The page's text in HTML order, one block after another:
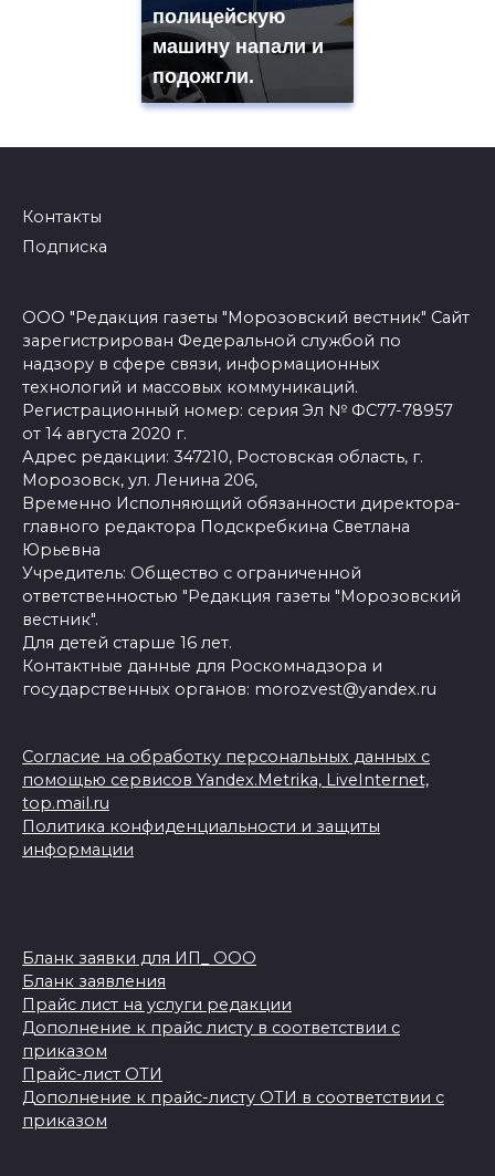
полицейскую
машину напали и
подожгли.
Контакты
Подписка
ООО "Редакция газеты "Морозовский вестник" Сайт
зарегистрирован Федеральной службой по
надзору в сфере связи, информационных
технологий и массовых коммуникаций.
Регистрационный номер: серия Эл № ФС77-78957
от 14 августа 2020 г.
Адрес редакции: 347210, Ростовская область, г.
Морозовск, ул. Ленина 206,
Временно Исполняющий обязанности директора-
главного редактора Подскребкина Светлана
Юрьевна
Учредитель: Общество с ограниченной
ответственностью "Редакция газеты "Морозовский
вестник".
Для детей старше 16 лет.
Контактные данные для Роскомнадзора и
государственных органов: morozvest@yandex.ru
Согласие на обработку персональных данных с
помощью сервисов Yandex.Metrika, LiveInternet,
top.mail.ru
Политика конфиденциальности и защиты
информации
Бланк заявки для ИП_ ООО
Бланк заявления
Прайс лист на услуги редакции
Дополнение к прайс листу в соответствии с
приказом
Прайс-лист ОТИ
Дополнение к прайс-листу ОТИ в соответствии с
приказом